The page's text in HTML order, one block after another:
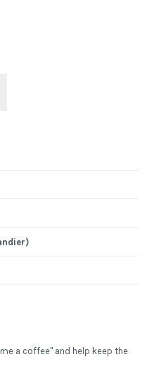
a coffee" and help keep the